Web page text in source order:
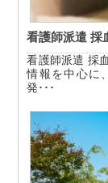
看護師派遣 採
看護師派遣 採
情報を中心に
発･･･